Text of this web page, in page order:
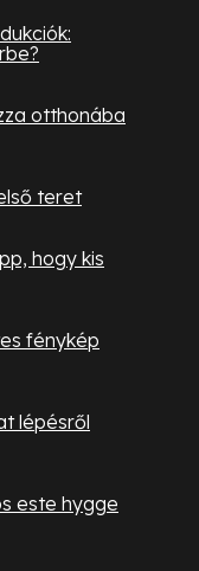
otthonába
teret
hogy kis
fénykép
lépésről
este hygge